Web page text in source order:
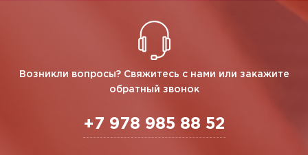
Возникли вопросы? Свяжитесь с нами или закажите
обратный звонок
+7 978 985 88 52